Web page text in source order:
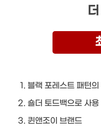
블랙 포레스트 패턴
숄더 토드백으로 사용
퀸앤조이 브랜드